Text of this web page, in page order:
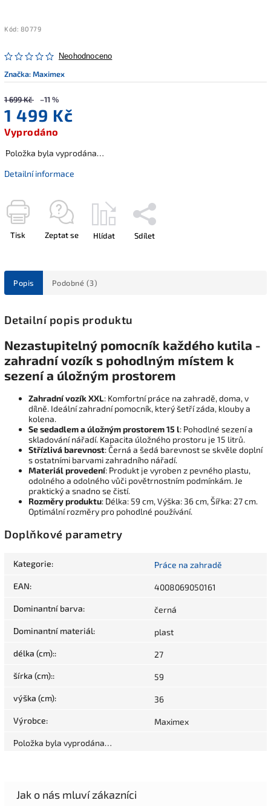
Kód: 80779
Neohodnoceno
Značka:Maximex
1 699 Kč –11 %
1 499 Kč
Vyprodáno
Položka byla vyprodána…
Detailní informace
Tisk Zeptat se Hlídat Sdílet
Popis Podobné (3)
Detailní popis produktu
Nezastupitelný pomocník každého kutila -
zahradní vozík s pohodlným místem k
sezení a úložným prostorem
Zahradní vozík XXL: Komfortní práce na zahradě, doma, v
dílně. Ideální zahradní pomocník, který šetří záda, klouby a
kolena.
Se sedadlem a úložným prostorem 15 l: Pohodlné sezení a
skladování nářadí. Kapacita úložného prostoru je 15 litrů.
Střízlivá barevnost: Černá a šedá barevnost se skvěle doplní
s ostatními barvami zahradního nářadí.
Materiál provedení: Produkt je vyroben z pevného plastu,
odolného a odolného vůči povětrnostním podmínkám. Je
praktický a snadno se čistí.
Rozměry produktu: Délka: 59 cm, Výška: 36 cm, Šířka: 27 cm.
Optimální rozměry pro pohodlné používání.
Doplňkové parametry
Kategorie: Práce na zahradě
EAN: 4008069050161
Dominantní barva: černá
Dominantní materiál: plast
délka (cm):: 27
šírka (cm):: 59
výška (cm): 36
Výrobce: Maximex
Položka byla vyprodána…